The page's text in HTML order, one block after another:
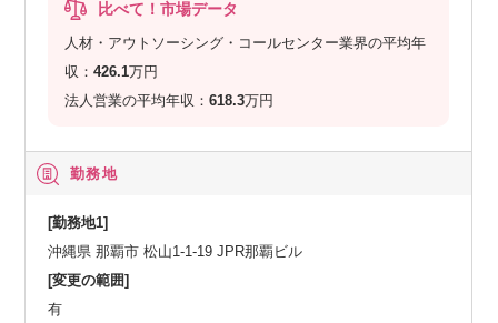
比べて！市場データ
人材・アウトソーシング・コールセンター業界の平均年
収：426.1万円
法人営業の平均年収：618.3万円
勤務地
[勤務地1]
沖縄県 那覇市 松山1-1-19 JPR那覇ビル
[変更の範囲]
有